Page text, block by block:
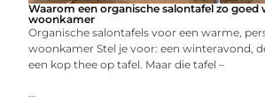
Waarom een organische salontafel zo
woonkamer
Organische salontafels voor een warme,
woonkamer Stel je voor: een winteravond,
een kop thee op tafel. Maar die tafel –
...